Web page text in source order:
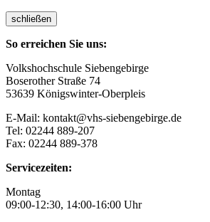
schließen
So erreichen Sie uns:
Volkshochschule Siebengebirge
Boserother Straße 74
53639 Königswinter-Oberpleis
E-Mail: kontakt@vhs-siebengebirge.de
Tel: 02244 889-207
Fax: 02244 889-378
Servicezeiten:
Montag
09:00-12:30, 14:00-16:00 Uhr